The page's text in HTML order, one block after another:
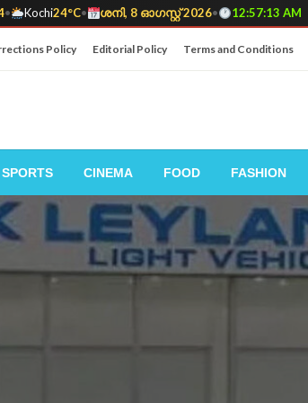
• Kochi24°C• ശനി, 8 ഓഗസ്റ്റ് 2026• 12:57:14 AM
Policy Editorial Policy Terms and Conditions
SPORTS CINEMA FOOD FASHION